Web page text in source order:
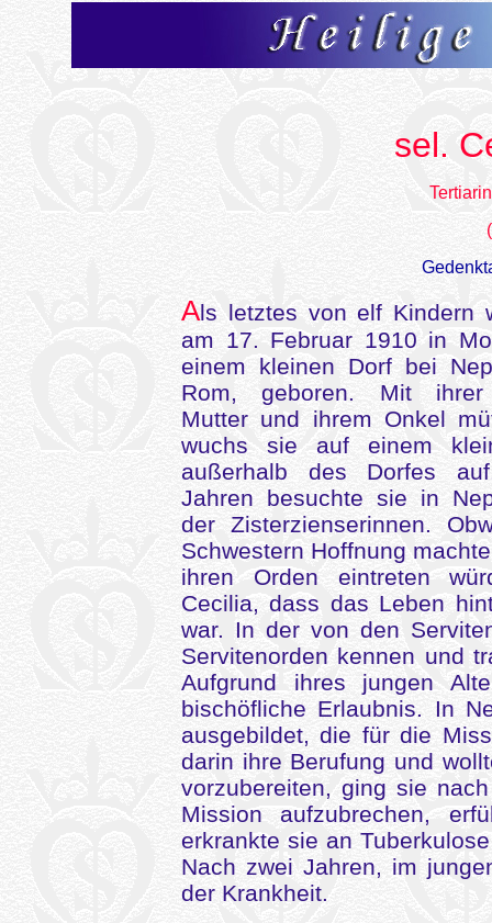
sel.
Als letztes von elf Kindern
am 17. Februar 1910 in
einem kleinen Dorf bei
Rom, geboren. Mit ihrer
Mutter und ihrem Onkel
wuchs sie auf einem
außerhalb des Dorfes
Jahren besuchte sie in
der Zisterzienserinnen.
Schwestern Hoffnung
ihren Orden eintreten
Cecilia, dass das Leben
war. In der von den
Servitenorden kennen und
Aufgrund ihres jungen
bischöfliche Erlaubnis. In
ausgebildet, die für die
darin ihre Berufung und
vorzubereiten, ging sie
Mission aufzubrechen,
erkrankte sie an
Nach zwei Jahren, im
der Krankheit.